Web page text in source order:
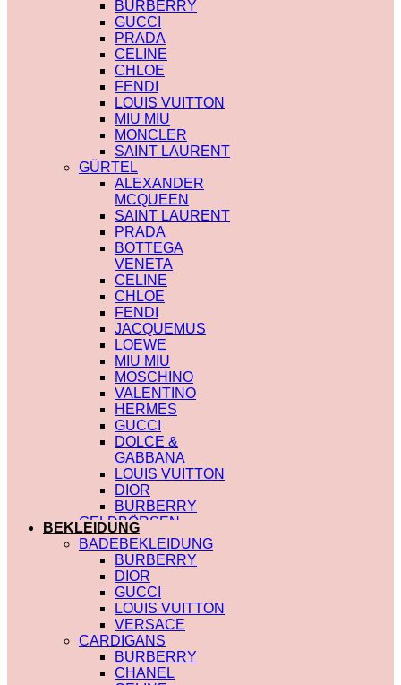
BURBERRY
GUCCI
PRADA
CELINE
CHLOE
FENDI
LOUIS VUITTON
MIU MIU
MONCLER
SAINT LAURENT
GÜRTEL
ALEXANDER
MCQUEEN
SAINT LAURENT
PRADA
BOTTEGA
VENETA
CELINE
CHLOE
FENDI
JACQUEMUS
LOEWE
MIU MIU
MOSCHINO
VALENTINO
HERMES
GUCCI
DOLCE &
GABBANA
LOUIS VUITTON
DIOR
BURBERRY
GELDBÖRSEN
SAINT LAURENT
PRADA
HERMES
GUCCI
DIOR
CHLOE
FENDI
JACQUEMUS
CELINE
BEKLEIDUNG
BADEBEKLEIDUNG
BURBERRY
DIOR
GUCCI
LOUIS VUITTON
VERSACE
CARDIGANS
BURBERRY
CHANEL